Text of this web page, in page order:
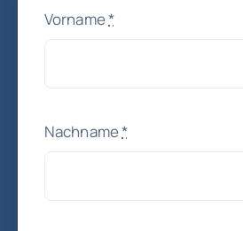
Vorname*
Nachname*